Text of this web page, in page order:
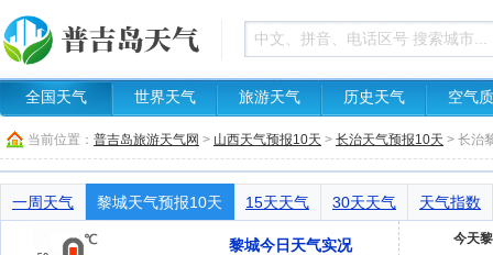
全国天气 世界天气 旅游天气 历史天气 空气
当前位置： 普吉岛旅游天气网 > 山西天气预报10天 > 长治天气预报10天 > 长治
一周天气 黎城天气预报10天 15天天气 30天天气 天气指数
黎城今日天气实况
今天